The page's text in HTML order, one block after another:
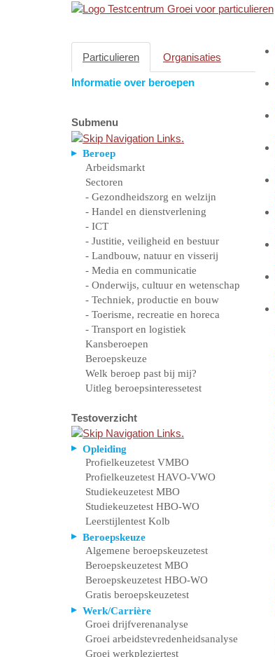
Particulieren Organisaties
Informatie over beroepen
Submenu
Beroep
Arbeidsmarkt
Sectoren
- Gezondheidszorg en welzijn
- Handel en dienstverlening
- ICT
- Justitie, veiligheid en bestuur
- Landbouw, natuur en visserij
- Media en communicatie
- Onderwijs, cultuur en wetenschap
- Techniek, productie en bouw
- Toerisme, recreatie en horeca
- Transport en logistiek
Kansberoepen
Beroepskeuze
Welk beroep past bij mij?
Uitleg beroepsinteressetest
Testoverzicht
Opleiding
Profielkeuzetest VMBO
Profielkeuzetest HAVO-VWO
Studiekeuzetest MBO
Studiekeuzetest HBO-WO
Leerstijlentest Kolb
Beroepskeuze
Algemene beroepskeuzetest
Beroepskeuzetest MBO
Beroepskeuzetest HBO-WO
Gratis beroepskeuzetest
Werk/Carrière
Groei drijfverenanalyse
Groei arbeidstevredenheidsanalyse
Groei werkpleziertest